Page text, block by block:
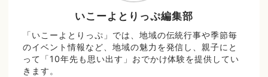
いこーよとりっぷ編集部
「いこーよとりっぷ」では、地域の伝統行事や季節毎
のイベント情報など、地域の魅力を発信し、親子にと
って「10年先も思い出す」おでかけ体験を提供してい
きます。